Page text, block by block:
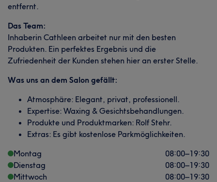
entfernt.
Das Team:
Inhaberin Cathleen arbeitet nur mit den besten
Produkten. Ein perfektes Ergebnis und die
Zufriedenheit der Kunden stehen hier an erster Stelle.
Was uns an dem Salon gefällt:
Atmosphäre: Elegant, privat, professionell.
Expertise: Waxing & Gesichtsbehandlungen.
Produkte und Produktmarken: Rolf Stehr.
Extras: Es gibt kostenlose Parkmöglichkeiten.
Montag
08:00–19:30
Dienstag
08:00–19:30
Mittwoch
08:00–19:30